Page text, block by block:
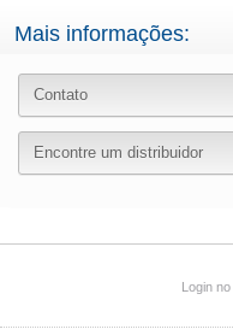
Mais informações:
Contato
Encontre um distribuidor
Login no